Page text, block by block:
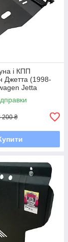
і КПП
Джетта (1998-
Jetta
200 ₴